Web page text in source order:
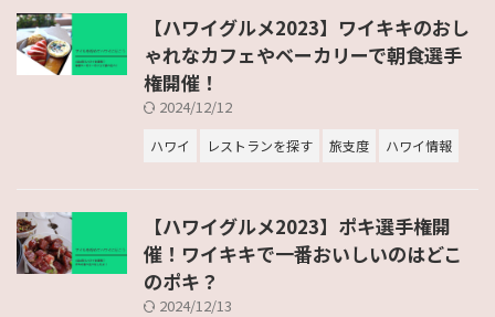
【ハワイグルメ2023】ワイキキのおし
ゃれなカフェやベーカリーで朝食選手
権開催！
2024/12/12
ハワイ レストランを探す 旅支度 ハワイ情報
【ハワイグルメ2023】ポキ選手権開
催！ワイキキで一番おいしいのはどこ
のポキ？
2024/12/13